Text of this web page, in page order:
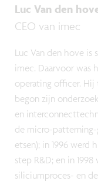
Luc Van den
CEO van imec
Luc Van den hove is
imec. Daarvoor was
operating officer. Hij
begon zijn
en
de micro-
etsen); in 1996 werd
step R&D; en in
siliciumproces- en